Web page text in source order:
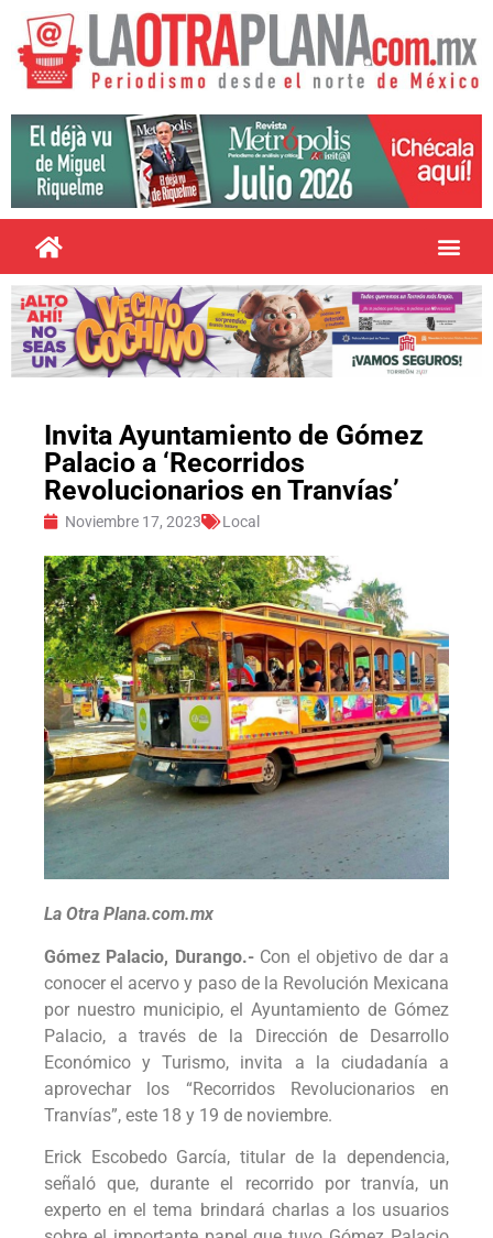
Invita Ayuntamiento de Gómez
Palacio a ‘Recorridos
Revolucionarios en Tranvías’
Noviembre 17, 2023 Local
La Otra Plana.com.mx
Gómez Palacio, Durango.- Con el objetivo de dar a
conocer el acervo y paso de la Revolución Mexicana
por nuestro municipio, el Ayuntamiento de Gómez
Palacio, a través de la Dirección de Desarrollo
Económico y Turismo, invita a la ciudadanía a
aprovechar los “Recorridos Revolucionarios en
Tranvías”, este 18 y 19 de noviembre.
Erick Escobedo García, titular de la dependencia,
señaló que, durante el recorrido por tranvía, un
experto en el tema brindará charlas a los usuarios